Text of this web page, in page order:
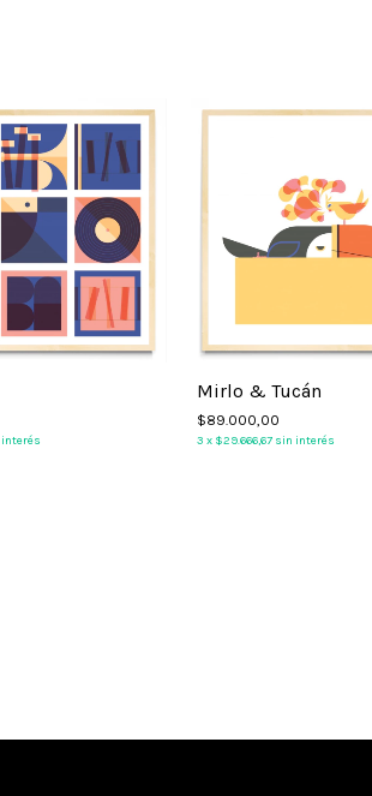
Mirlo & Tucán
$89.000,00
3 x $29.666,67 sin interés